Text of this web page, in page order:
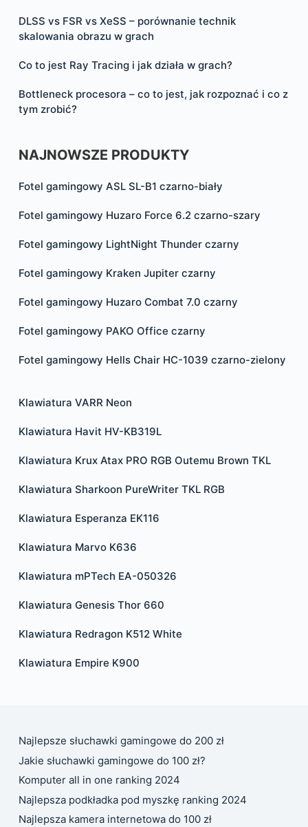
DLSS vs FSR vs XeSS – porównanie technik
skalowania obrazu w grach
Co to jest Ray Tracing i jak działa w grach?
Bottleneck procesora – co to jest, jak rozpoznać i co z
tym zrobić?
NAJNOWSZE PRODUKTY
Fotel gamingowy ASL SL-B1 czarno-biały
Fotel gamingowy Huzaro Force 6.2 czarno-szary
Fotel gamingowy LightNight Thunder czarny
Fotel gamingowy Kraken Jupiter czarny
Fotel gamingowy Huzaro Combat 7.0 czarny
Fotel gamingowy PAKO Office czarny
Fotel gamingowy Hells Chair HC-1039 czarno-zielony
Klawiatura VARR Neon
Klawiatura Havit HV-KB319L
Klawiatura Krux Atax PRO RGB Outemu Brown TKL
Klawiatura Sharkoon PureWriter TKL RGB
Klawiatura Esperanza EK116
Klawiatura Marvo K636
Klawiatura mPTech EA-050326
Klawiatura Genesis Thor 660
Klawiatura Redragon K512 White
Klawiatura Empire K900
Najlepsze słuchawki gamingowe do 200 zł
Jakie słuchawki gamingowe do 100 zł?
Komputer all in one ranking 2024
Najlepsza podkładka pod myszkę ranking 2024
Najlepsza kamera internetowa do 100 zł